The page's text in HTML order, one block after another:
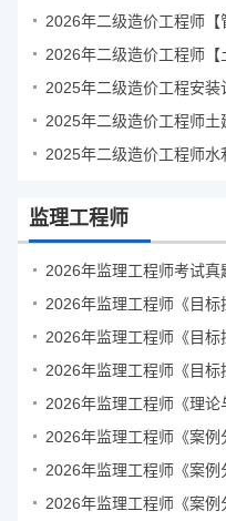
2026年二级造价工程师【
2026年二级造价工程师【
2025年二级造价工程师土
2025年二级造价工程师水
监理工程师
2026年监理工程师考试真